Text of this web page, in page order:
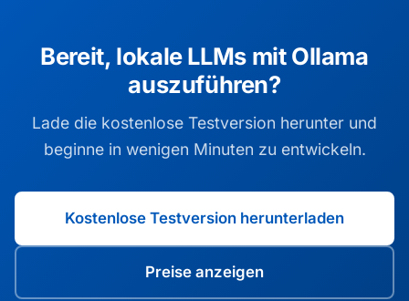
Bereit, lokale LLMs mit Ollama
auszuführen?
Lade die kostenlose Testversion herunter und
beginne in wenigen Minuten zu entwickeln.
Kostenlose Testversion herunterladen
Preise anzeigen